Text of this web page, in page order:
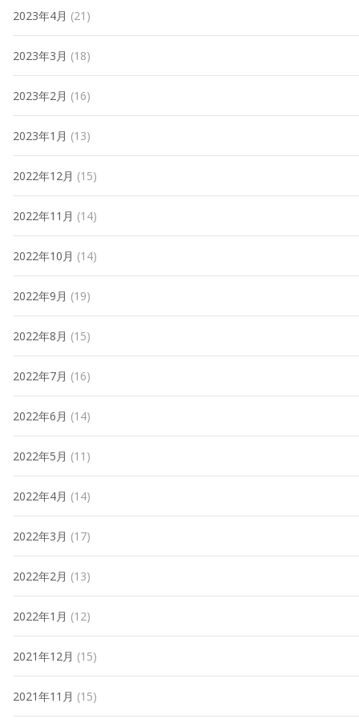
2023年4月 (21)
2023年3月 (18)
2023年2月 (16)
2023年1月 (13)
2022年12月 (15)
2022年11月 (14)
2022年10月 (14)
2022年9月 (19)
2022年8月 (15)
2022年7月 (16)
2022年6月 (14)
2022年5月 (11)
2022年4月 (14)
2022年3月 (17)
2022年2月 (13)
2022年1月 (12)
2021年12月 (15)
2021年11月 (15)